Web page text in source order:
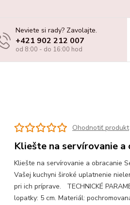
Neviete si rady? Zavolajte.
+421 902 212 007
od 8:00 - do 16:00 hod
Ohodnotiť produkt
Kliešte na servírovanie a
Kliešte na servírovanie a obracanie
Vašej kuchyni široké uplatnenie
pri ich príprave. TECHNICKÉ
lopatky: 5 cm. Materiál: